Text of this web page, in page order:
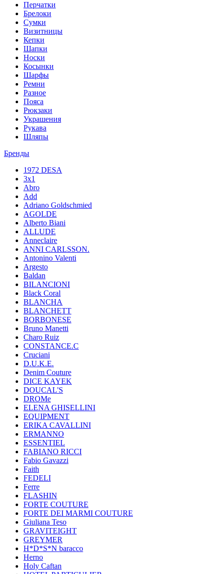
Перчатки
Брелоки
Сумки
Визитницы
Кепки
Шапки
Носки
Косынки
Шарфы
Ремни
Разное
Пояса
Рюкзаки
Украшения
Рукава
Шляпы
Бренды
1972 DESA
3x1
Abro
Add
Adriano Goldschmied
AGOLDE
Alberto Biani
ALLUDE
Anneclaire
ANNI CARLSSON.
Antonino Valenti
Argesto
Baldan
BILANCIONI
Black Coral
BLANCHA
BLANCHETT
BORBONESE
Bruno Manetti
Charo Ruiz
CONSTANCE.C
Cruciani
D.U.K.E.
Denim Couture
DICE KAYEK
DOUCAL'S
DROMe
ELENA GHISELLINI
EQUIPMENT
ERIKA CAVALLINI
ERMANNO
ESSENTIEL
FABIANO RICCI
Fabio Gavazzi
Faith
FEDELI
Ferre
FLASHIN
FORTE COUTURE
FORTE DEI MARMI COUTURE
Giuliana Teso
GRAVITEIGHT
GREYMER
H*D*S*N baracco
Herno
Holy Caftan